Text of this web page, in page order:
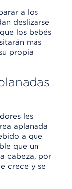
a los
deslizarse
los bebés
más
propia
les
aplanada
a que
que un
cabeza, por
crece y se